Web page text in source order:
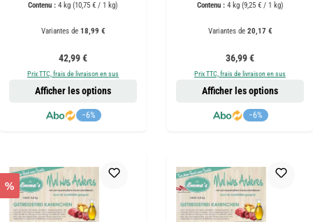
Contenu : 4 kg (10,75 € / 1 kg)
Variantes de18,99 €
Prix régulier :
42,99 €
Prix TTC, frais de livraison en sus
−6%
Afficher les options
Contenu : 4 kg (9,25 € / 1 kg)
Variantes de20,17 €
Prix régulier :
36,99 €
Prix TTC, frais de livraison en sus
−6%
Afficher les options
%